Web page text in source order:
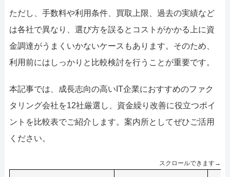
ただし、手数料や利用条件、買取上限、過去の実績など
は各社で異なり、選び方を誤るとコストがかかる上に資
金調達がうまくいかないケースもあります。そのため、
利用前にはしっかりと比較検討を行うことが重要です。
本記事では、成長志向の高いIT企業におすすめのファク
タリング会社を12社厳選し、資金繰り改善に役立つポイ
ントを比較表でご紹介します。案内所としてぜひご活用
ください。
スクロールできます→